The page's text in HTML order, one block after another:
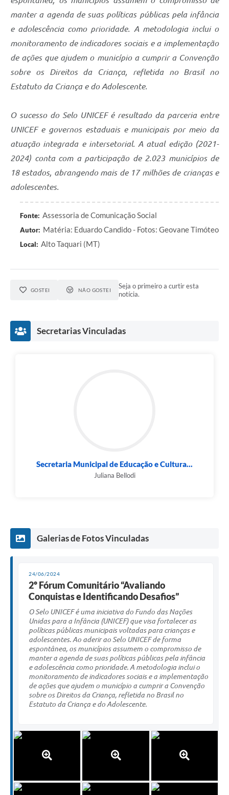
manter a agenda de suas políticas públicas pela infância
e adolescência como prioridade. A metodologia inclui o
monitoramento de indicadores sociais e a implementação
de ações que ajudem o município a cumprir a Convenção
sobre os Direitos da Criança, refletida no Brasil no
Estatuto da Criança e do Adolescente.
O sucesso do Selo UNICEF é resultado da parceria entre
UNICEF e governos estaduais e municipais por meio da
atuação integrada e intersetorial. A atual edição (2021-
2024) conta com a participação de 2.023 municípios de
18 estados, abrangendo mais de 17 milhões de crianças e
adolescentes.
Fonte: Assessoria de Comunicação Social
Autor: Matéria: Eduardo Candido - Fotos: Geovane Timóteo
Local: Alto Taquari (MT)
GOSTEI NÃO GOSTEI
Seja o primeiro a curtir esta
notícia.
Secretarias Vinculadas
Secretaria Municipal de Educação e Cultura...
Juliana Bellodi
Galerias de Fotos Vinculadas
24/06/2024
2º Fórum Comunitário “Avaliando
Conquistas e Identificando Desafios”
O Selo UNICEF é uma iniciativa do Fundo das Nações
Unidas para a Infância (UNICEF) que visa fortalecer as
políticas públicas municipais voltadas para crianças e
adolescentes. Ao aderir ao Selo UNICEF de forma
espontânea, os municípios assumem o compromisso de
manter a agenda de suas políticas públicas pela infância
e adolescência como prioridade. A metodologia inclui o
monitoramento de indicadores sociais e a implementação
de ações que ajudem o município a cumprir a Convenção
sobre os Direitos da Criança, refletida no Brasil no
Estatuto da Criança e do Adolescente.